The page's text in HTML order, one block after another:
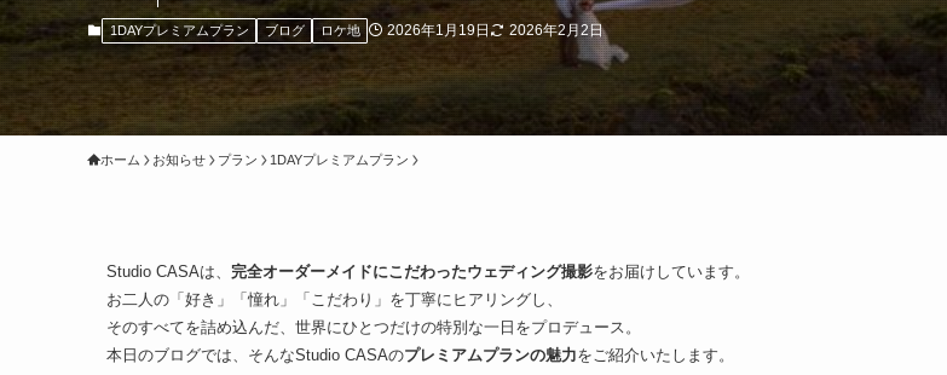
1DAYプレミアムプラン ブログ ロケ地 2026年1月19日 2026年2月2日
ホーム お知らせ プラン 1DAYプレミアムプラン
Studio CASAは、 完全オーダーメイドにこだわったウェディング撮影をお届けしています。
お二人の「好き」「憧れ」「こだわり」を丁寧にヒアリングし、
そのすべてを詰め込んだ、世界にひとつだけの特別な一日をプロデュース。
本日のブログでは、そんなStudio CASAのプレミアムプランの魅力をご紹介いたします。